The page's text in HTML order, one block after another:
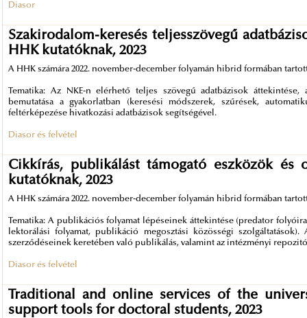
Diasor
Szakirodalom-keresés teljesszövegű
HHK kutatóknak, 2023
A HHK számára 2022. november-december folyamán hibrid formában
Tematika: Az NKE-n elérhető teljes szövegű adatbázisok
bemutatása a gyakorlatban (keresési módszerek, szűrések,
feltérképezése hivatkozási adatbázisok segítségével.
Diasor és felvétel
Cikkírás, publikálást támogató eszközök és
kutatóknak, 2023
A HHK számára 2022. november-december folyamán hibrid formában
Tematika: A publikációs folyamat lépéseinek áttekintése (predator
lektorálási folyamat, publikáció megosztási közösségi
szerződéseinek keretében való publikálás, valamint az intézményi
Diasor és felvétel
Traditional and online services of the
support tools for doctoral students, 2023